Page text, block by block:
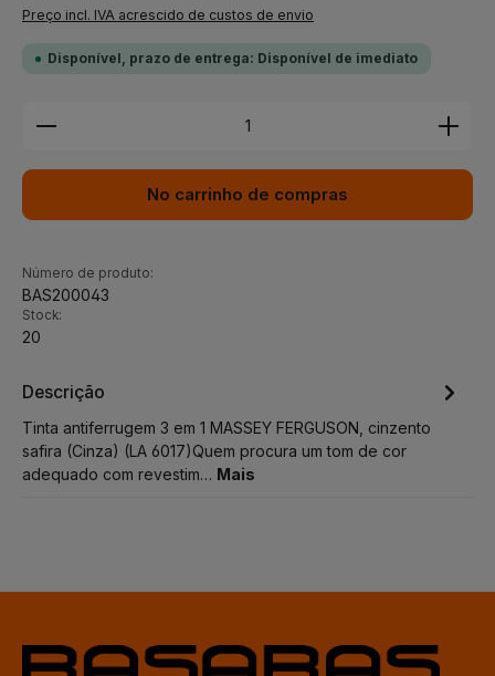
Preço incl. IVA acrescido de custos de envio
Disponível, prazo de entrega: Disponível de imediato
Quantidade do Produto: Insira a quantidade
No carrinho de compras
Número de produto:
BAS200043
Stock:
20
Descrição
Tinta antiferrugem 3 em 1 MASSEY FERGUSON, cinzento
safira (Cinza) (LA 6017)Quem procura um tom de cor
adequado com revestim… Mais